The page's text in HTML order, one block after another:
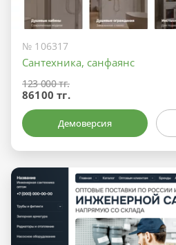
№ 106317
Сантехника, санфаянс
123 000 тг.
86100 тг.
Демоверсия